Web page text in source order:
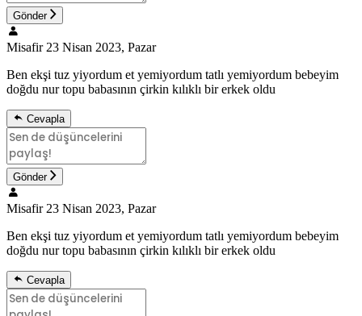
Gönder
Misafir 23 Nisan 2023, Pazar
Ben ekşi tuz yiyordum et yemiyordum tatlı yemiyordum bebeyim
doğdu nur topu babasının çirkin kılıklı bir erkek oldu
Cevapla
Gönder
Misafir 23 Nisan 2023, Pazar
Ben ekşi tuz yiyordum et yemiyordum tatlı yemiyordum bebeyim
doğdu nur topu babasının çirkin kılıklı bir erkek oldu
Cevapla